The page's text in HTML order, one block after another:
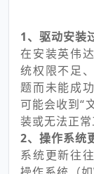
1、驱动安装
在安装英伟
统权限不足
题而未能成
可能会收到“
装或无法正常
2、操作系统
系统更新往